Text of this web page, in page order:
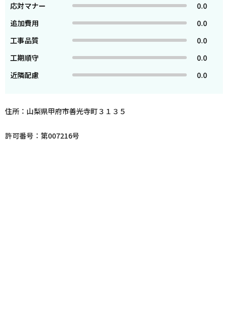
応対マナー
0.0
追加費用
0.0
工事品質
0.0
工期順守
0.0
近隣配慮
0.0
住所：山梨県甲府市善光寺町３１３５
許可番号：第007216号